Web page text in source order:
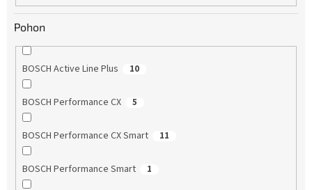
Pohon
BOSCH Active Line Plus 10
BOSCH Performance CX 5
BOSCH Performance CX Smart 11
BOSCH Performance Smart 1